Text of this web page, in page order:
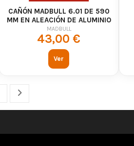
CAÑÓN MADBULL 6.01 DE 590
MM EN ALEACIÓN DE ALUMINIO
7075
MADBULL
43,00 €
Ver